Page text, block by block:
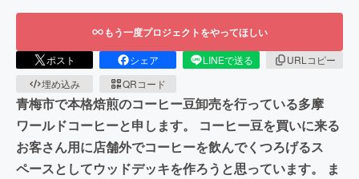
もう一度プロジェクトをやってほしい
ポスト シェア LINEで送る
URLコピー
埋め込み
QRコード
青梅市で本格焙煎のコーヒー豆卸売を行っている多摩
ワールドコーヒーと申します。 コーヒー豆を買いに来る
お客さん用に店舗外でコーヒーを飲んでくつろげるス
ペースとしてウッドデッキを作ろうと思っています。 ま